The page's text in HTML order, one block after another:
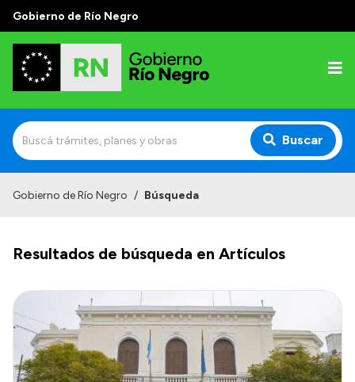
Gobierno de Río Negro
Buscar
Prensa
Autoridades y Organismos
Discursos en la Legislatura
Casa de Gobierno
Gobierno de Río Negro / Búsqueda
Resultados de búsqueda en Artículos